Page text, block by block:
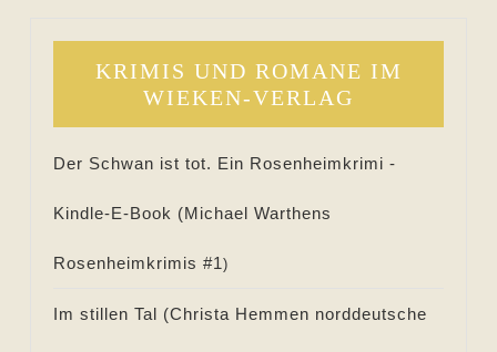
KRIMIS UND ROMANE IM
WIEKEN-VERLAG
Der Schwan ist tot. Ein Rosenheimkrimi -
Kindle-E-Book (Michael Warthens
Rosenheimkrimis #1)
Im stillen Tal (Christa Hemmen norddeutsche